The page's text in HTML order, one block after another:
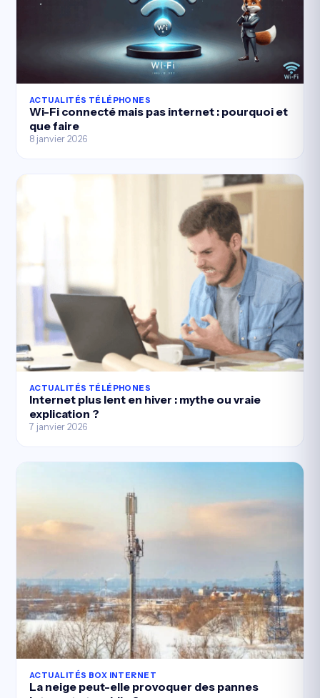
ACTUALITÉS TÉLÉPHONES
Wi-Fi connecté mais pas internet : pourquoi et
que faire
8 janvier 2026
ACTUALITÉS TÉLÉPHONES
Internet plus lent en hiver : mythe ou vraie
explication ?
7 janvier 2026
ACTUALITÉS BOX INTERNET
La neige peut-elle provoquer des pannes